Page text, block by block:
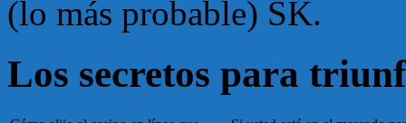
(lo más probable) SK.
Los secretos para